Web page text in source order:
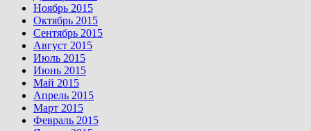
Ноябрь 2015
Октябрь 2015
Сентябрь 2015
Август 2015
Июль 2015
Июнь 2015
Май 2015
Апрель 2015
Март 2015
Февраль 2015